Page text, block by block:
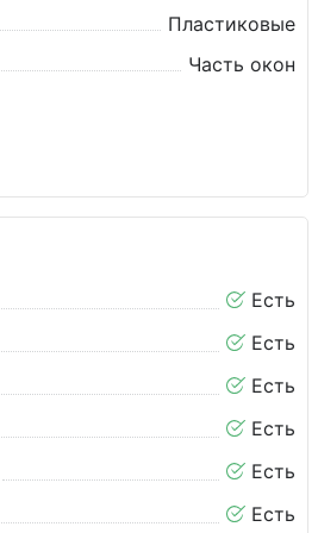
Пластиковые
Часть окон
Есть
Есть
Есть
Есть
Есть
Есть